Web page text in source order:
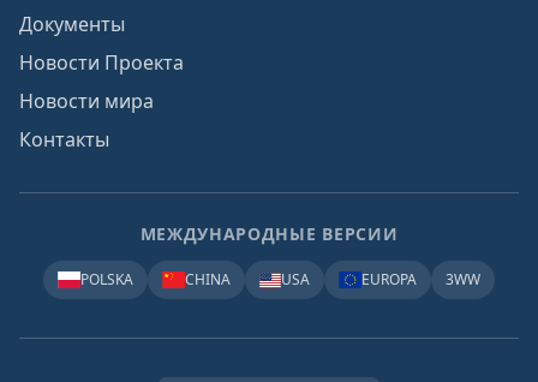
Документы
Новости Проекта
Новости мира
Контакты
МЕЖДУНАРОДНЫЕ ВЕРСИИ
POLSKA CHINA USA EUROPA 3WW